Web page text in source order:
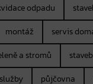
odpadu
montáž
servis
a stromů
půjčovna